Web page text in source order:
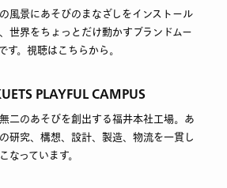
風景にあそびのまなざしをインストール
世界をちょっとだけ動かすブランドムー
す。視聴はこちらから。
PLAYFUL CAMPUS
二のあそびを創出する福井本社工場。あ
研究、構想、設計、製造、物流を一貫し
なっています。